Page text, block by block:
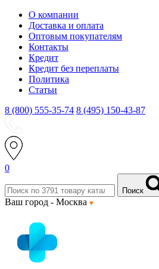
О компании
Доставка и оплата
Оптовым покупателям
Контакты
Кредит
Кредит без переплаты
Политика
Статьи
8 (800) 555-35-74 8 (495) 150-43-87
0
Поиск
Ваш город - Москва